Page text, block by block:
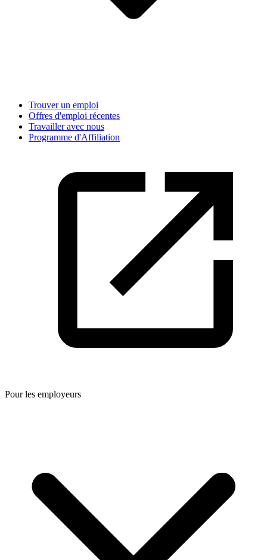
Trouver un emploi
Offres d'emploi récentes
Travailler avec nous
Programme d'Affiliation
Pour les employeurs